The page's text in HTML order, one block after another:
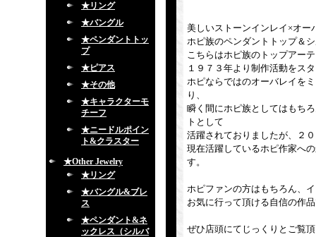
★リング
★バングル
★ペンダントトッ
プ
★ピアス
★その他
★キャラクターモ
チーフ
★ニードルポイン
ト&クラスター
★Other Jewelry
★リング
★バングル&ブレ
ス
★ペンダント&ネ
ックレス（シルバ
美しいストーンインレイ×オー
ホピ族のペンダントトップ＆
こちらはホピ族のトップアー
１９７３年より制作活動をス
ホピならではのオーバレイを
り、
瞬く間にホピ族としてはもち
トとして
活躍されておりましたが、２
現在活躍しているホピ作家へ
す。
ホピファンの方はもちろん、
お気に行って頂ける自信の作
ぜひ店頭にてじっくりとご覧